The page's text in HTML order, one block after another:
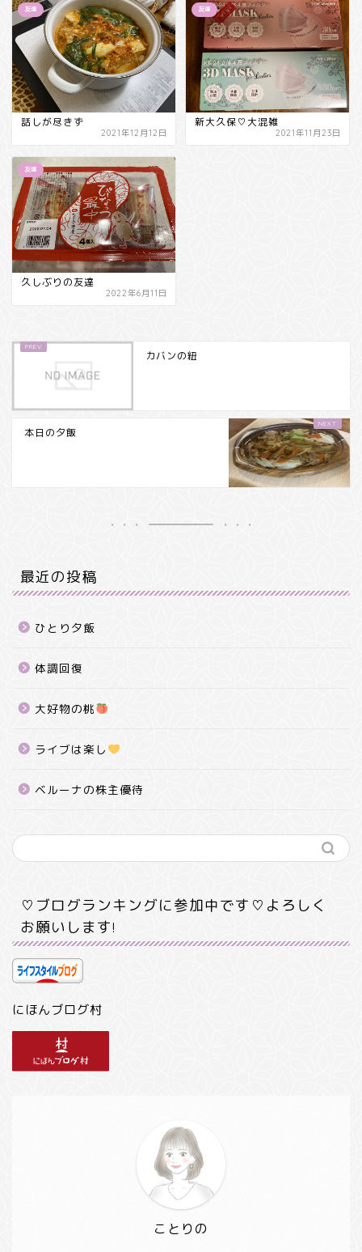
友達
話しが尽きず
2021年12月12日
友達
新大久保♡大混雑
2021年11月23日
友達
久しぶりの友達
2022年6月11日
カバンの紐
本日の夕飯
最近の投稿
ひとり夕飯
体調回復
大好物の桃
ライブは楽し
ベルーナの株主優待
♡ブログランキングに参加中です♡よろしく
お願いします!
にほんブログ村
ことりの